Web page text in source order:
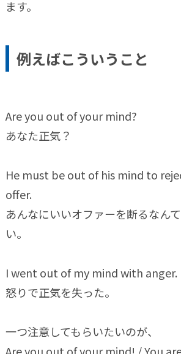
ます。
例えばこういうこと
Are you out of your mind?
あなた正気？
He must be out of his mind to
offer.
あんなにいいオファーを断るなん
い。
I went out of my mind with anger.
怒りで正気を失った。
一つ注意してもらいたいのが、